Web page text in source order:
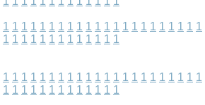
1 1 1 1 1 1 1 1 1 1 1 1 1 1 1 1 1 1 1 1 1 1
1 1 1 1 1 1 1 1 1 1 1 1 1
1 1 1 1 1 1 1 1 1 1 1 1 1 1 1 1 1 1 1 1 1 1
1 1 1 1 1 1 1 1 1 1 1 1 1